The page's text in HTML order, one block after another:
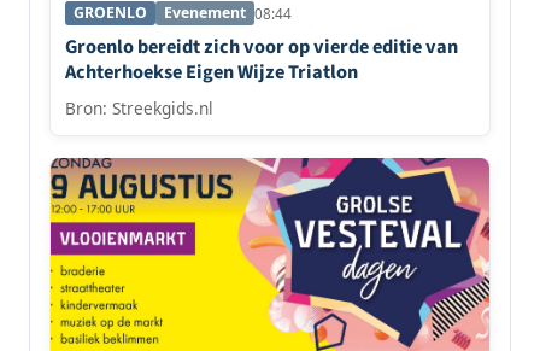
GROENLO Evenement 08:44
Groenlo bereidt zich voor op vierde editie van
Achterhoekse Eigen Wijze Triatlon
Bron: Streekgids.nl